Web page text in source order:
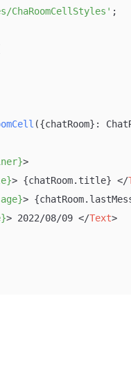
;
({chatRoom}:
>
> {chatRoom.title} </
>
> 2022/08/09 </Text>